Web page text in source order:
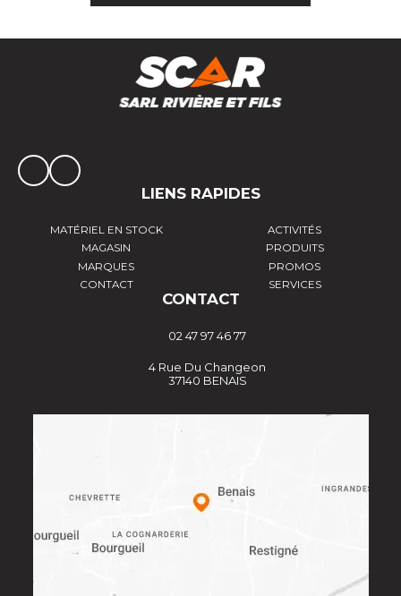
LIENS RAPIDES
MATÉRIEL EN STOCK
ACTIVITÉS
MAGASIN
PRODUITS
MARQUES
PROMOS
CONTACT
SERVICES
CONTACT
02 47 97 46 77
4 Rue Du Changeon
37140 BENAIS